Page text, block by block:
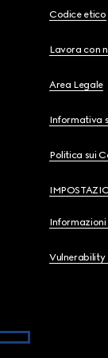
Codice etico
Lavora con
Area Legale
Informativa
Politica sui
Informazioni
Vulnerability